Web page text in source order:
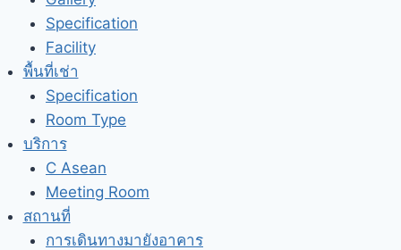
Specification
Facility
พื้นที่เช่า
Specification
Room Type
บริการ
C Asean
Meeting Room
สถานที่
การเดินทางมายังอาคาร